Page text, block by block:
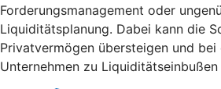
Forderungsmanagement oder
Liquiditätsplanung. Dabei kann die
Privatvermögen übersteigen und
Unternehmen zu Liquiditätseinbußen